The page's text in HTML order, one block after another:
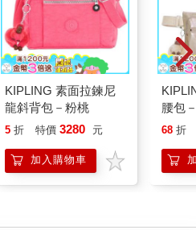
KIPLING 素面拉鍊尼
龍斜背包－粉桃
5 折 特價 3280 元
加入購物車
腰包
68 折